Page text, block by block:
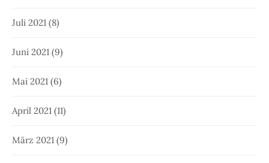
Juli 2021 (8)
Juni 2021 (9)
Mai 2021 (6)
April 2021 (11)
März 2021 (9)